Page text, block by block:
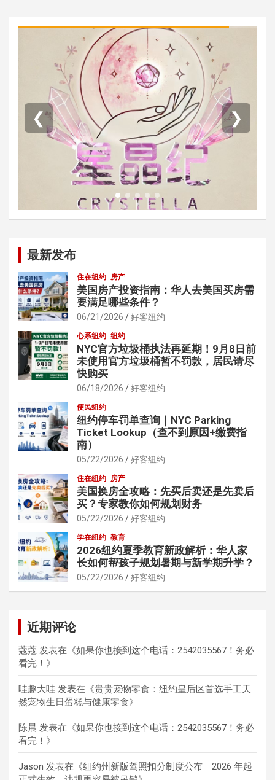
❮ ❯
最新发布
住在纽约 房产
美国房产投资指南：华人去美国买房需
要满足哪些条件？
06/21/2026 好客纽约
心系纽约 纽约
NYC官方垃圾桶执法再延期！9月8日前
未使用官方垃圾桶暂不罚款，居民请尽
快购买
06/18/2026 好客纽约
便民纽约
纽约停车罚单查询｜NYC Parking
Ticket Lookup（查不到原因+缴费指
南）
05/22/2026 好客纽约
住在纽约 房产
美国换房全攻略：先买后卖还是先卖后
买？专家教你如何规划财务
05/22/2026 好客纽约
学在纽约 教育
2026纽约夏季教育新政解析：华人家
长如何帮孩子规划暑期与新学期升学？
05/22/2026 好客纽约
近期评论
蔻蔻 发表在《如果你也接到这个电话：2542035567！务必
看完！ 》
哇趣大哇 发表在《贵贵宠物零食：纽约皇后区首选手工天
然宠物生日蛋糕与健康零食》
陈晨 发表在《如果你也接到这个电话：2542035567！务必
看完！ 》
Jason 发表在《纽约州新版驾照扣分制度公布｜2026 年起